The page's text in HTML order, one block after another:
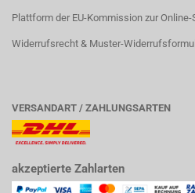
Plattform der EU-Kommission zur
Widerrufsrecht & Muster-
VERSANDART / ZAHLUNGSARTEN
akzeptierte Zahlarten